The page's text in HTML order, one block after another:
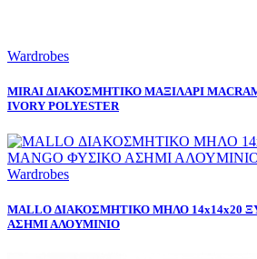
Wardrobes
MIRAI ΔΙΑΚΟΣΜΗΤΙΚΟ ΜΑΞΙΛΑΡΙ
IVORY POLYESTER
Wardrobes
MALLO ΔΙΑΚΟΣΜΗΤΙΚΟ ΜΗΛΟ 14x14x20
ΑΣΗΜΙ ΑΛΟΥΜΙΝΙΟ